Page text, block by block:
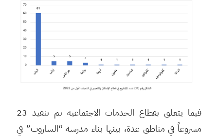
فيما يتعلق بقطاع الخدمات الاجتماعية تم تنفيذ 23
مشروعاً في مناطق عدة، بينها بناء مدرسة “الساروت” في